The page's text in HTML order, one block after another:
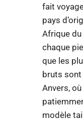
fait
pays
Afrique du
chaque
que les
bruts sont
Anvers,
modèle